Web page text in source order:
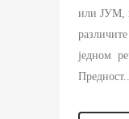
или ЈУМ,
једном